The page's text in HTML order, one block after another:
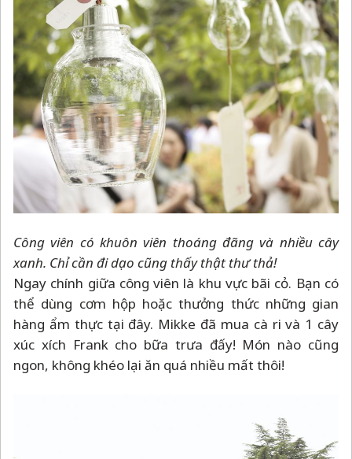
Công viên có khuôn viên thoáng đãng và nhiều cây
xanh. Chỉ cần đi dạo cũng thấy thật thưthả!
Ngay chính giữa công viên là khu vực bãi cỏ. Bạn có
thể dùng cơm hộp hoặc thưởng thức những gian
hàng ẩm thực tại đây. Mikke đã mua cà ri và 1 cây
xúc xích Frank cho bữa trưa đấy! Món nào cũng
ngon, không khéo lại ăn quá nhiều mất thôi!